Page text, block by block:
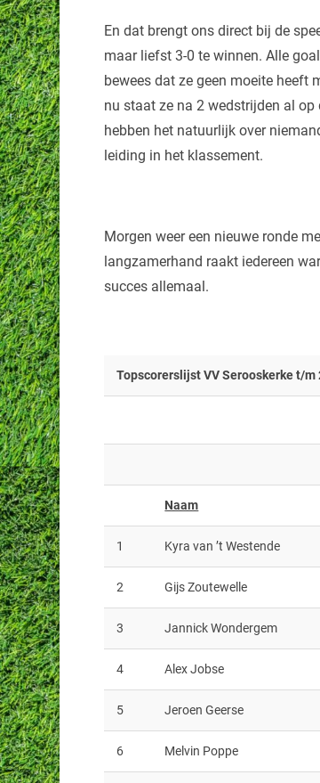
En dat brengt ons direct bij de
maar liefst 3-0 te winnen. Alle
bewees dat ze geen moeite heeft
nu staat ze na 2 wedstrijden al
hebben het natuurlijk over
leiding in het klassement.
Morgen weer een nieuwe ronde
langzamerhand raakt iedereen
succes allemaal.
Topscorerslijst VV Serooskerke t/m
Naam
1 Kyra van ’t Westende
2 Gijs Zoutewelle
3 Jannick Wondergem
4 Alex Jobse
5 Jeroen Geerse
6 Melvin Poppe